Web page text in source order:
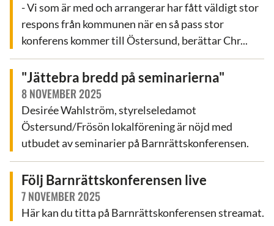
- Vi som är med och arrangerar har fått väldigt stor
respons från kommunen när en så pass stor
konferens kommer till Östersund, berättar Chr...
"Jättebra bredd på seminarierna"
8 NOVEMBER 2025
Desirée Wahlström, styrelseledamot
Östersund/Frösön lokalförening är nöjd med
utbudet av seminarier på Barnrättskonferensen.
Följ Barnrättskonferensen live
7 NOVEMBER 2025
Här kan du titta på Barnrättskonferensen streamat.